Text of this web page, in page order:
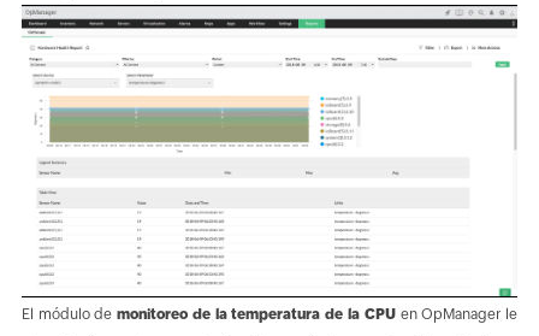
El módulo demonitoreo de la temperatura de la CPUen OpManager le